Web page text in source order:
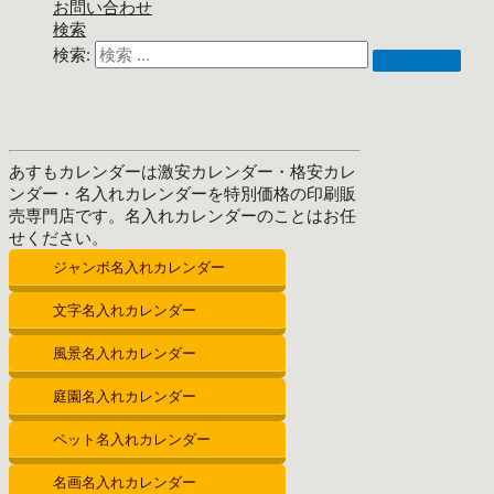
お問い合わせ
検索
検索:
あすもカレンダーは激安カレンダー・格安カレ
ンダー・名入れカレンダーを特別価格の印刷販
売専門店です。名入れカレンダーのことはお任
せください。
ジャンボ名入れカレンダー
文字名入れカレンダー
風景名入れカレンダー
庭園名入れカレンダー
ペット名入れカレンダー
名画名入れカレンダー